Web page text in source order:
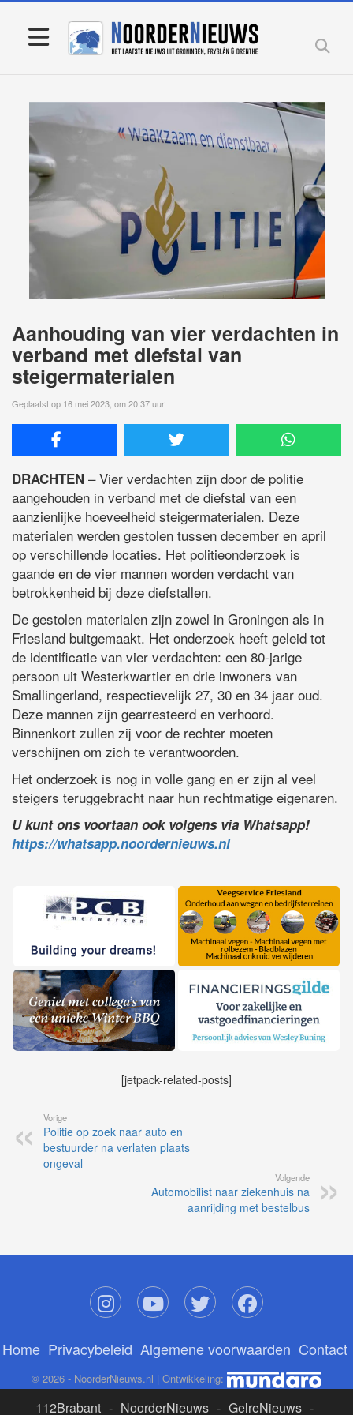
Aanhouding van vier verdachten in
verband met diefstal van
steigermaterialen
Geplaatst op 16 mei 2023, om 20:37 uur
DRACHTEN – Vier verdachten zijn door de politie
aangehouden in verband met de diefstal van een
aanzienlijke hoeveelheid steigermaterialen. Deze
materialen werden gestolen tussen december en april
op verschillende locaties. Het politieonderzoek is
gaande en de vier mannen worden verdacht van
betrokkenheid bij deze diefstallen.
De gestolen materialen zijn zowel in Groningen als in
Friesland buitgemaakt. Het onderzoek heeft geleid tot
de identificatie van vier verdachten: een 80-jarige
persoon uit Westerkwartier en drie inwoners van
Smallingerland, respectievelijk 27, 30 en 34 jaar oud.
Deze mannen zijn gearresteerd en verhoord.
Binnenkort zullen zij voor de rechter moeten
verschijnen om zich te verantwoorden.
Het onderzoek is nog in volle gang en er zijn al veel
steigers teruggebracht naar hun rechtmatige eigenaren.
U kunt ons voortaan ook volgens via Whatsapp!
https://whatsapp.noordernieuws.nl
[jetpack-related-posts]
Vorige
Politie op zoek naar auto en
bestuurder na verlaten plaats
ongeval
Volgende
Automobilist naar ziekenhuis na
aanrijding met bestelbus
Home Privacybeleid Algemene voorwaarden Contact
© 2026 - NoorderNieuws.nl | Ontwikkeling:
112Brabant - NoorderNieuws - GelreNieuws -